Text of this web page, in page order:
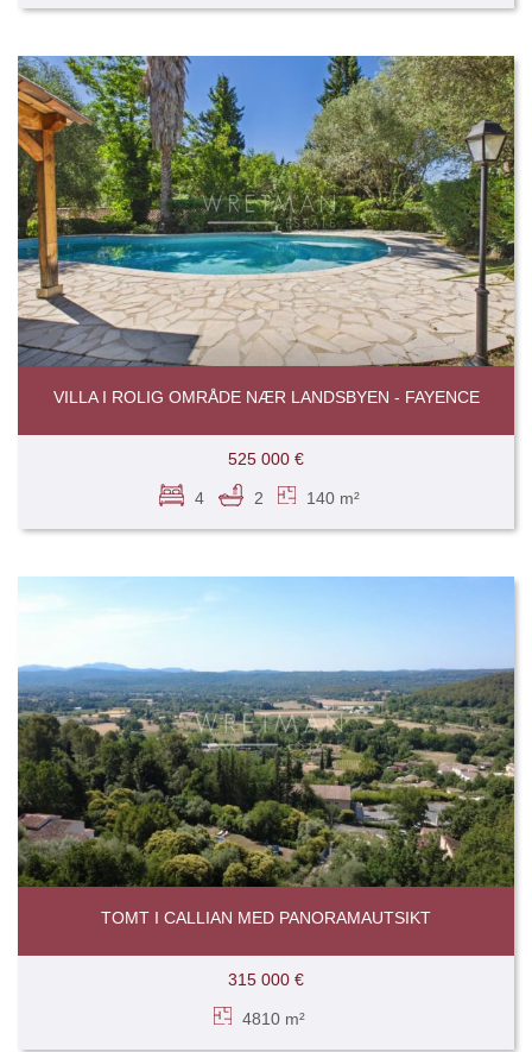
VILLA I ROLIG OMRÅDE NÆR LANDSBYEN - FAYENCE
525 000 €
4 2 140 m²
TOMT I CALLIAN MED PANORAMAUTSIKT
315 000 €
4810 m²